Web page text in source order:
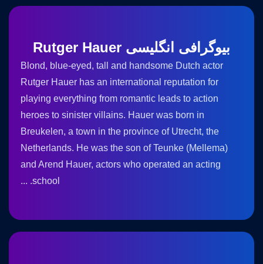
بیوگرافی انگلیسی Rutger Hauer
Blond, blue-eyed, tall and handsome Dutch actor
Rutger Hauer has an international reputation for
playing everything from romantic leads to action
heroes to sinister villains. Hauer was born in
Breukelen, a town in the province of Utrecht, the
Netherlands. He was the son of Teunke (Mellema)
and Arend Hauer, actors who operated an acting
school. ...